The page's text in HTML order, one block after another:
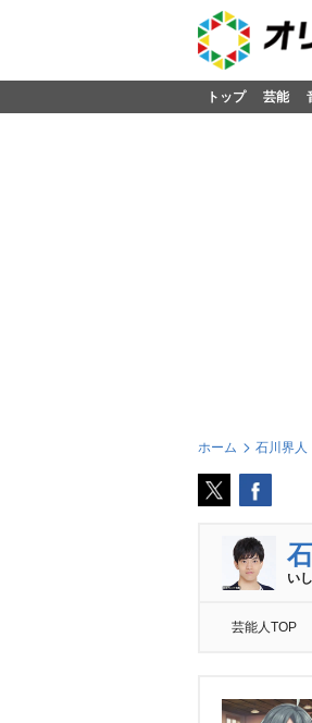
トップ 芸能
ホーム 石川界人
い
芸能人TOP